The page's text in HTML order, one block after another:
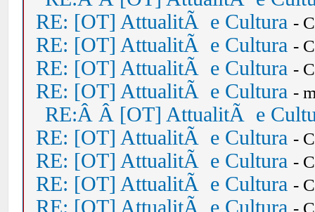
RE: [OT] AttualitÃ e Cultura -
RE: [OT] AttualitÃ e Cultura -
RE: [OT] AttualitÃ e Cultura -
RE: [OT] AttualitÃ e Cultura -
RE:Â Â [OT] AttualitÃ e
RE: [OT] AttualitÃ e Cultura -
RE: [OT] AttualitÃ e Cultura -
RE: [OT] AttualitÃ e Cultura -
RE: [OT] AttualitÃ e Cultura -